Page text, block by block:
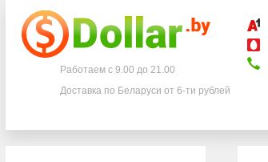
Телефоны
+375 29882-11-33
Работаем с 9.00 до 21.00
Доставка по Беларуси от 6-ти рублей